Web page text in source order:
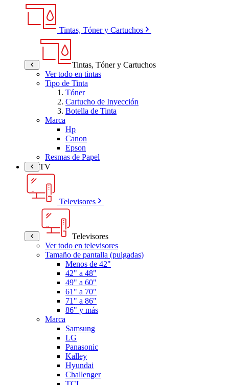
Tintas, Tóner y Cartuchos
Tintas, Tóner y Cartuchos
Ver todo en tintas
Tipo de Tinta
Tóner
Cartucho de Inyección
Botella de Tinta
Marca
Hp
Canon
Epson
Resmas de Papel
TV
Televisores
Televisores
Ver todo en televisores
Tamaño de pantalla (pulgadas)
Menos de 42"
42" a 48"
49" a 60"
61" a 70"
71" a 86"
86" y más
Marca
Samsung
LG
Panasonic
Kalley
Hyundai
Challenger